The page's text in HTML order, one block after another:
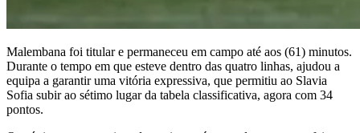
Malembana foi titular e permaneceu em campo até aos (61) minutos.
Durante o tempo em que esteve dentro das quatro linhas, ajudou a
equipa a garantir uma vitória expressiva, que permitiu ao Slavia
Sofia subir ao sétimo lugar da tabela classificativa, agora com 34
pontos.